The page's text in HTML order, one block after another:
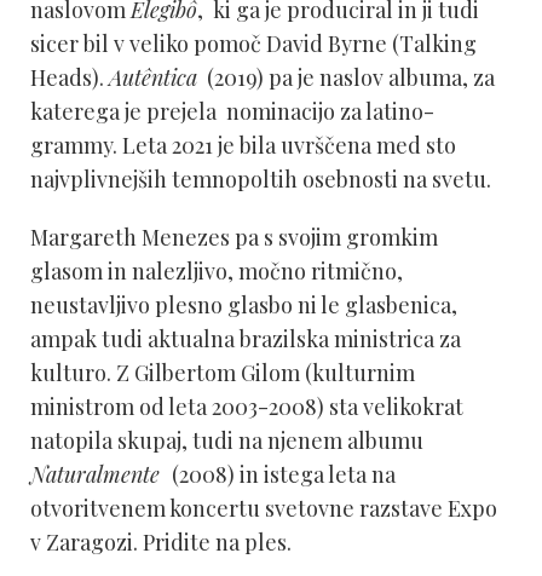
naslovom Elegibô, ki ga je produciral in ji tudi
sicer bil v veliko pomoč David Byrne (Talking
Heads). Autêntica (2019) pa je naslov albuma, za
katerega je prejela nominacijo za latino-
grammy. Leta 2021 je bila uvrščena med sto
najvplivnejših temnopoltih osebnosti na svetu.
Margareth Menezes pa s svojim gromkim
glasom in nalezljivo, močno ritmično,
neustavljivo plesno glasbo ni le glasbenica,
ampak tudi aktualna brazilska ministrica za
kulturo. Z Gilbertom Gilom (kulturnim
ministrom od leta 2003-2008) sta velikokrat
natopila skupaj, tudi na njenem albumu
Naturalmente (2008) in istega leta na
otvoritvenem koncertu svetovne razstave Expo
v Zaragozi. Pridite na ples.